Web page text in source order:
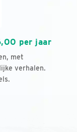
per jaar
met
verhalen.